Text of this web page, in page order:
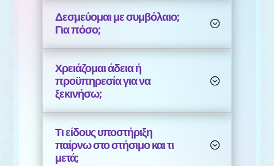
Δεσμεύομαι με συμβόλαιο;
Για πόσο;
Χρειάζομαι άδεια ή
προϋπηρεσία για να
ξεκινήσω;
Τι είδους υποστήριξη
παίρνω στο στήσιμο και τι
μετά;